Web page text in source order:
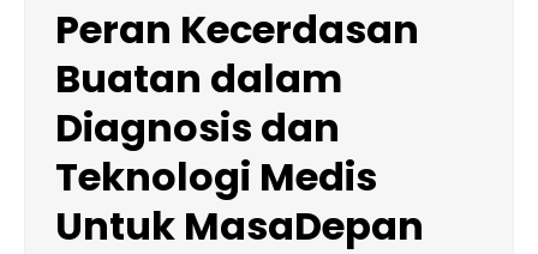
Peran Kecerdasan
Buatan dalam
Diagnosis dan
Teknologi Medis
Untuk MasaDepan